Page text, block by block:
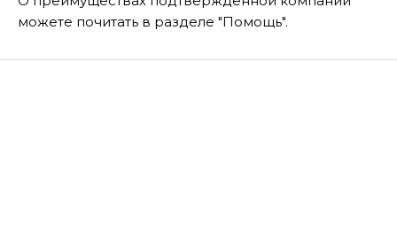
можете почитать в разделе "Помощь".